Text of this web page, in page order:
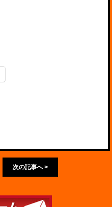
次の記事へ >